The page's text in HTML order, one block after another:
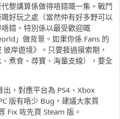
黎講算係做得唔錯嘅一集。戰鬥
好玩之處（當然仲有好多野可以
錯，特別係以最受歡迎嘅
」做背景。如果你係 Fans 的
岸遊境》。只要捱過摸索期，
煮食、尋寶、海量支線），要全
出，對應平台為 PS4、Xbox
版有唔少 Bug，建議大家買
Fix 咗先買 Steam 版。